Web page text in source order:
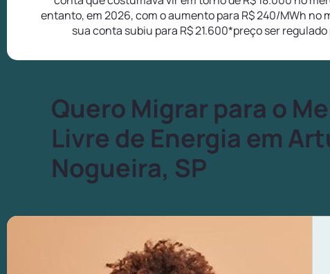
entanto, em 2026, com o aumento para R$ 240/MWh no
sua conta subiu para R$ 21.600*preço ser regulado
Quero Migrar para o
Livre de Energia em
Nogueira, SP